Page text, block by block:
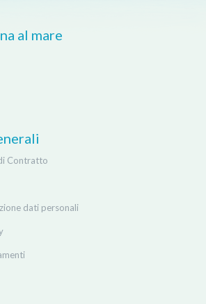
al mare
Contratto
dati personali